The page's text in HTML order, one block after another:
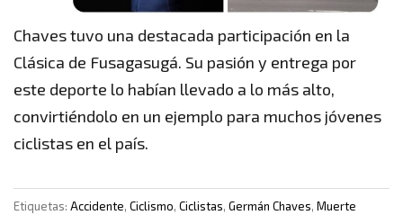
Chaves tuvo una destacada participación en la
Clásica de Fusagasugá. Su pasión y entrega por
este deporte lo habían llevado a lo más alto,
convirtiéndolo en un ejemplo para muchos jóvenes
ciclistas en el país.
Etiquetas: Accidente, Ciclismo, Ciclistas, Germán Chaves, Muerte